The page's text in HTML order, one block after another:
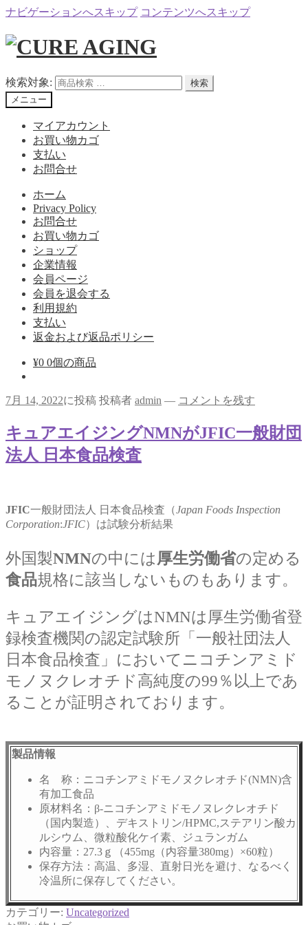
ナビゲーションへスキップ コンテンツへスキップ
検索対象:
検索
メニュー
マイアカウント
お買い物カゴ
支払い
お問合せ
ホーム
Privacy Policy
お問合せ
お買い物カゴ
ショップ
企業情報
会員ページ
会員を退会する
利用規約
支払い
返金および返品ポリシー
¥0 0個の商品
7月 14, 2022に投稿 投稿者 admin — コメントを残す
キュアエイジングNMNがJFIC一般財団
法人 日本食品検査
JFIC一般財団法人 日本食品検査（Japan Foods Inspection
Corporation:JFIC）は試験分析結果
外国製NMNの中には 厚生労働省の定める
食品規格に該当しないものもあります。
キュアエイジングはNMNは厚生労働省登
録検査機関の認定試験所「一般社団法人
日本食品検査」においてニコチンアミド
モノヌクレオチド高純度の99％以上であ
ることが証明されております。
製品情報
名 称：ニコチンアミドモノヌクレオチド(NMN)含
有加工食品
原材料名：β-ニコチンアミドモノヌレクレオチド
（国内製造）、デキストリン/HPMC,ステアリン酸カ
ルシウム、微粒酸化ケイ素、ジュランガム
内容量：27.3ｇ（455mg（内容量380mg）×60粒）
保存方法：高温、多湿、直射日光を避け、なるべく
冷温所に保存してください。
カテゴリー: Uncategorized